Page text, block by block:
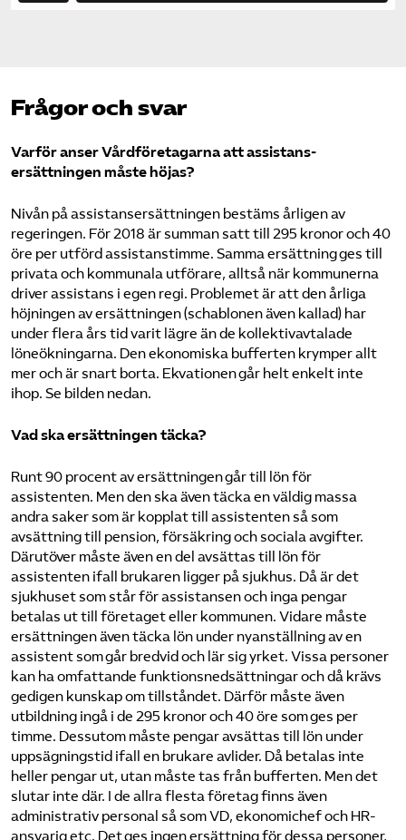
Frågor och svar
Varför anser Vård­företagarna att assistans­
ersättningen måste höjas?
Nivån på assistans­ersättningen bestäms årligen av
regeringen. För 2018 är summan satt till 295 kronor och 40
öre per utförd assistanstimme. Samma ersättning ges till
privata och kommunala utförare, alltså när kommunerna
driver assistans i egen regi. Problemet är att den årliga
höjningen av ersättningen (schablonen även kallad) har
under flera års tid varit lägre än de kollektivavtalade
löneökningarna. Den ekonomiska bufferten krymper allt
mer och är snart borta. Ekvationen går helt enkelt inte
ihop. Se bilden nedan.
Vad ska ersättningen täcka?
Runt 90 procent av ersättningen går till lön för
assistenten. Men den ska även täcka en väldig massa
andra saker som är kopplat till assistenten så som
avsättning till pension, försäkring och sociala avgifter.
Därutöver måste även en del avsättas till lön för
assistenten ifall brukaren ligger på sjukhus. Då är det
sjukhuset som står för assistansen och inga pengar
betalas ut till företaget eller kommunen. Vidare måste
ersättningen även täcka lön under ny­anställning av en
assistent som går bredvid och lär sig yrket. Vissa personer
kan ha omfattande funktionsnedsättningar och då krävs
gedigen kunskap om tillståndet. Därför måste även
utbildning ingå i de 295 kronor och 40 öre som ges per
timme. Dessutom måste pengar avsättas till lön under
uppsägningstid ifall en brukare avlider. Då betalas inte
heller pengar ut, utan måste tas från bufferten. Men det
slutar inte där. I de allra flesta företag finns även
administrativ personal så som VD, ekonomichef och HR-
ansvarig etc. Det ges ingen ersättning för dessa personer,